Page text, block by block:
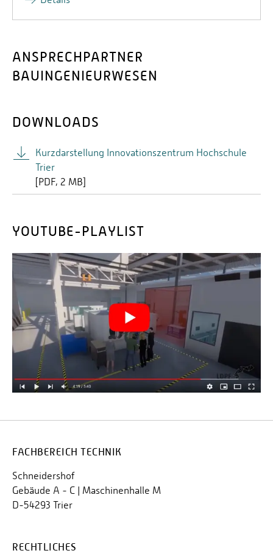
ANSPRECHPARTNER
BAUINGENIEURWESEN
DOWNLOADS
Kurzdarstellung Innovationszentrum Hochschule
Trier
[PDF 2 MB]
YOUTUBE-PLAYLIST
FACHBEREICH TECHNIK
Schneidershof
Gebäude A - C | Maschinenhalle M
D-54293 Trier
RECHTLICHES